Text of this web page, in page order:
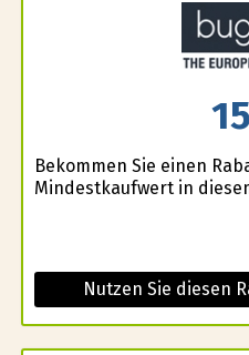
Bekommen Sie einen
Mindestkaufwert in
Nutzen Sie diesen